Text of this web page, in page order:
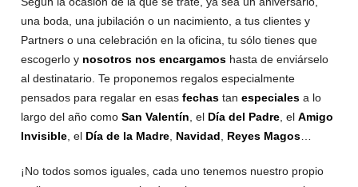
una boda, una jubilación o un nacimiento, a tus clientes y
Partners o una celebración en la oficina, tu sólo tienes que
escogerlo y nosotros nos encargamos hasta de enviárselo
al destinatario. Te proponemos regalos especialmente
pensados para regalar en esasfechas tanespeciales a lo
largo del año comoSan Valentín , el Día del Padre , elAmigo
Invisible , el Día de la Madre Navidad Reyes Magos
¡No todos somos iguales, cada uno tenemos nuestro propio